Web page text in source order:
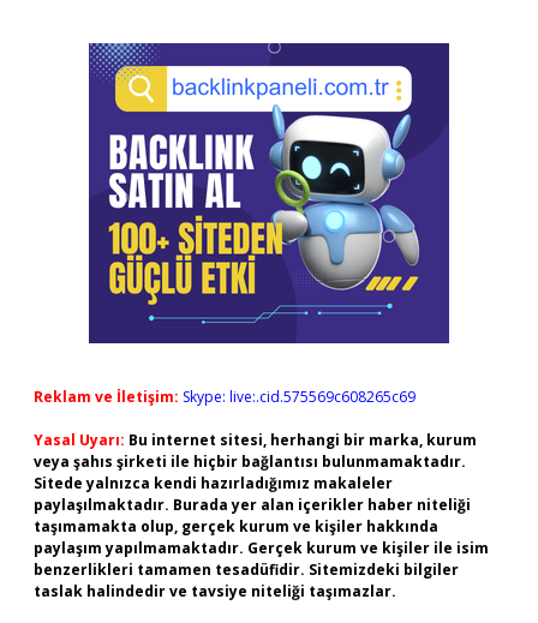
Reklam ve İletişim: Skype: live:.cid.575569c608265c69
Yasal Uyarı: Bu internet sitesi, herhangi bir marka, kurum
veya şahıs şirketi ile hiçbir bağlantısı bulunmamaktadır.
Sitede yalnızca kendi hazırladığımız makaleler
paylaşılmaktadır. Burada yer alan içerikler haber niteliği
taşımamakta olup, gerçek kurum ve kişiler hakkında
paylaşım yapılmamaktadır. Gerçek kurum ve kişiler ile isim
benzerlikleri tamamen tesadüfidir. Sitemizdeki bilgiler
taslak halindedir ve tavsiye niteliği taşımazlar.